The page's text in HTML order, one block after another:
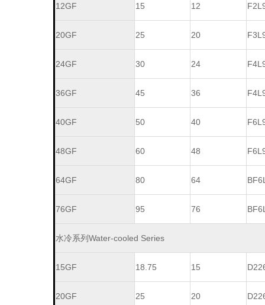
12GF 15 12
20GF 25 20
24GF 30 24
36GF 45 36
40GF 50 40
48GF 60 48
64GF 80 64
76GF 95 76
水冷系列Water-cooled Series
15GF 18.75 15
20GF 25 20